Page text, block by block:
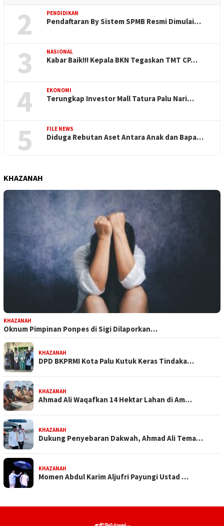
2 PENDIDIKAN
Pendaftaran By Sistem SPMB Resmi Dimulai…
3 NASIONAL
Kabar Baik!!! Kepala BKN Tegaskan TMT CP…
4 EKONOMI
Terungkap Investor Mall Tatura Palu Nari…
5 FILE NEWS
Diduga Rebutan Aset Antara Anak dan Bapa…
KHAZANAH
KHAZANAH
Oknum Pimpinan Ponpes di Sigi Dilaporkan…
KHAZANAH
DPD BKPRMI Kota Palu Kutuk Keras Tindaka…
KHAZANAH
Ahmad Ali Waqafkan 14 Hektar Lahan di Am…
KHAZANAH
Dukung Penyebaran Dakwah, Ahmad Ali Tema…
KHAZANAH
Momen Abdul Karim Aljufri Payungi Ustad …